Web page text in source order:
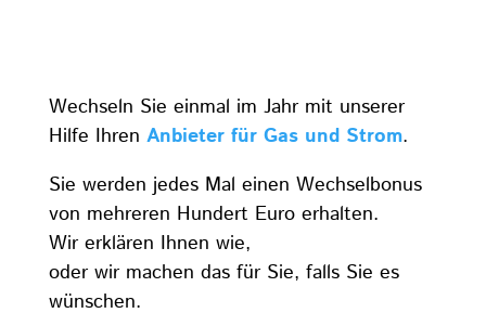
Wechseln Sie einmal im Jahr mit unserer
Hilfe Ihren Anbieter für Gas und Strom.
Sie werden jedes Mal einen Wechselbonus
von mehreren Hundert Euro erhalten.
Wir erklären Ihnen wie,
oder wir machen das für Sie, falls Sie es
wünschen.